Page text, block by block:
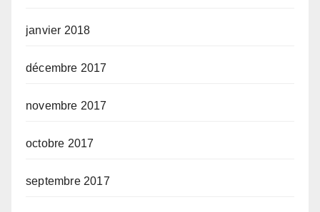
janvier 2018
décembre 2017
novembre 2017
octobre 2017
septembre 2017